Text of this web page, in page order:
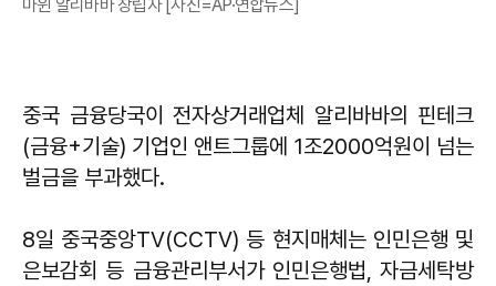
마윈 알리바바 창립자 [사진=AP·연합뉴스]
중국 금융당국이 전자상거래업체 알리바바의 핀테크
(금융+기술) 기업인 앤트그룹에 1조2000억원이 넘는
벌금을 부과했다.
8일 중국중앙TV(CCTV) 등 현지매체는 인민은행 및
은보감회 등 금융관리부서가 인민은행법, 자금세탁방